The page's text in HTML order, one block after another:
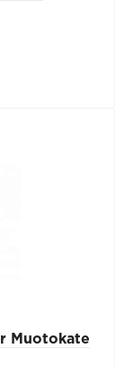
Muotokate